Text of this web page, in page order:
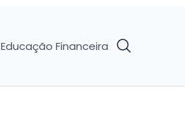
Educação Financeira